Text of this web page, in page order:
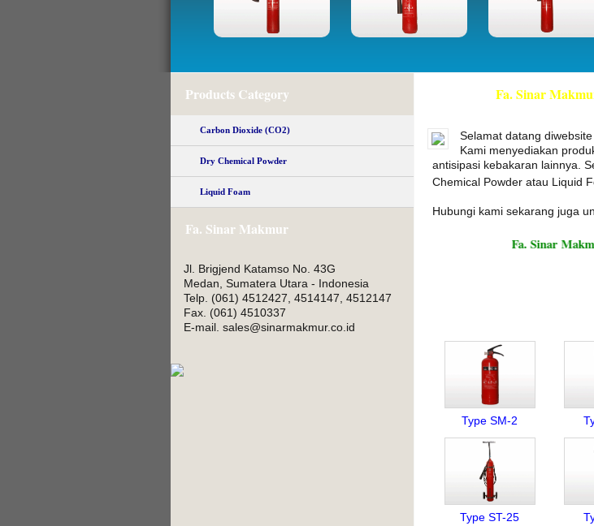
Products Category
Carbon Dioxide (CO2)
Dry Chemical Powder
Liquid Foam
Fa. Sinar Makmur
Jl. Brigjend Katamso No. 43G
Medan, Sumatera Utara - Indonesia
Telp. (061) 4512427, 4514147, 4512147
Fax. (061) 4510337
E-mail. sales@sinarmakmur.co.id
Fa. Sinar
Selamat datang diwebsite
Kami menyediakan
antisipasi kebakaran lainnya.
Chemical Powder atau Liquid
Hubungi kami sekarang juga
Fa. Sinar Makmur
Type SM-2
Type ST-25